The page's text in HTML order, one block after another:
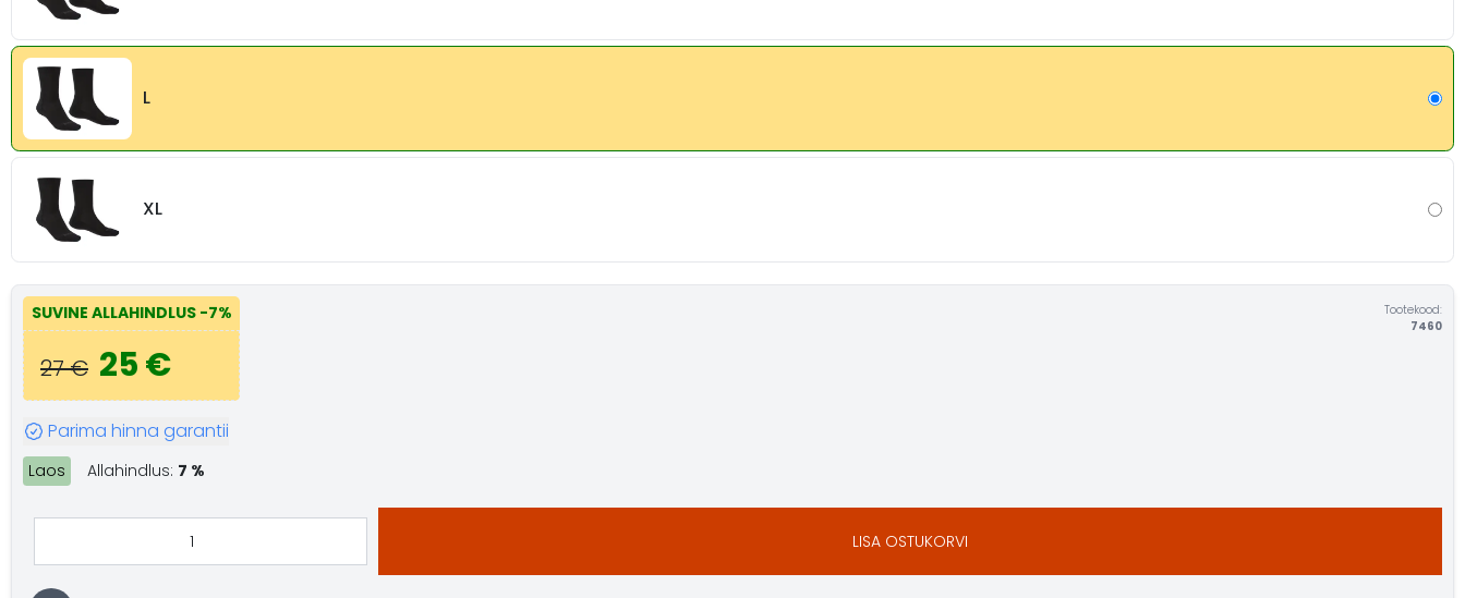
L
XL
SUVINE ALLAHINDLUS -7%
27 € 25 €
Tootekood:
7460
Parima hinna garantii
Laos Allahindlus: 7 %
LISA OSTUKORVI